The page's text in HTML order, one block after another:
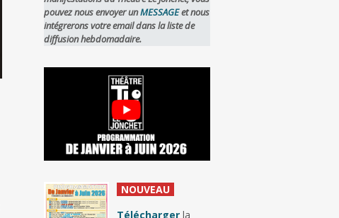
pouvez nous envoyer unMESSAGEet nous
intégrerons votre email dans la liste de
diffusion hebdomadaire.
NOUVEAU
Télécharger la